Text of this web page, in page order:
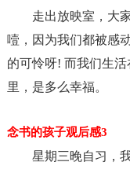
走出放映室，大
噎，因为我们都被感
的可怜呀! 而我们生
里，是多么幸福。
念书的孩子观后感3
星期三晚自习，